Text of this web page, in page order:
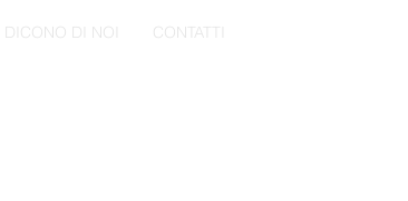
DICONO DI NOI CONTATTI